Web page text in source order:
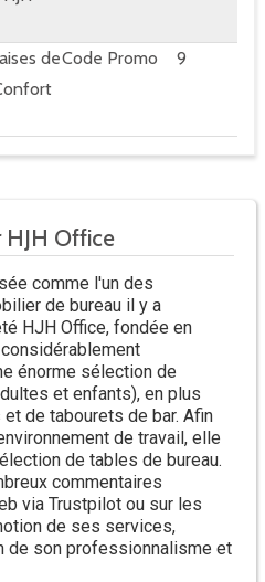
deCode Promo 9
HJH Office
comme l'un des
de bureau il y a
HJH Office, fondée en
énorme sélection de
et enfants), en plus
de tabourets de bar. Afin
de travail, elle
de tables de bureau.
commentaires
via Trustpilot ou sur les
de ses services,
de son professionnalisme et